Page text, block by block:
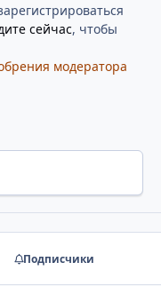
сейчас, чтобы
модератора
Подписчики